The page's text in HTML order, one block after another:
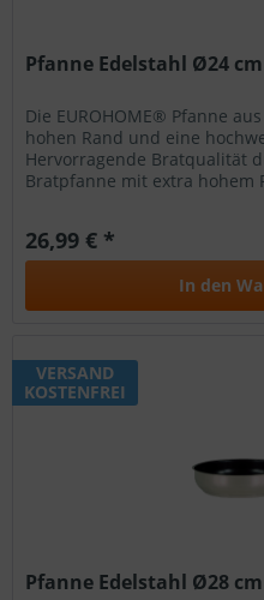
Pfanne Edelstahl Ø24 cm
Die EUROHOME® Pfanne
hohen Rand und eine
Hervorragende Bratqualität
Bratpfanne mit extra hohem
26,99 € *
In den
VERSAND
KOSTENFREI
Pfanne Edelstahl Ø28 cm